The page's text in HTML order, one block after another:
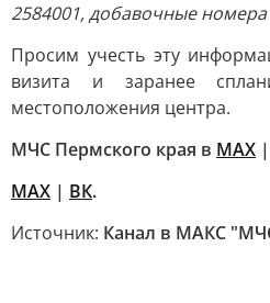
2584001, добавочные
Просим учесть эту
визита и заранее
местоположения центра.
МЧС Пермского края в МАХ |
MAX | ВК.
Источник: Канал в МАКС